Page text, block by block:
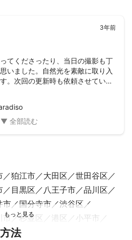
3年前
てくださったり、当日の撮影も丁
いました。自然光を素敵に取り入
。次回の更新時も依頼させていた
狛江市 大田区
世田谷区
目黒区 八王子市
品川区
市 国分寺市
渋谷区
市 杉並区 港区
小平市
市 江東区
法